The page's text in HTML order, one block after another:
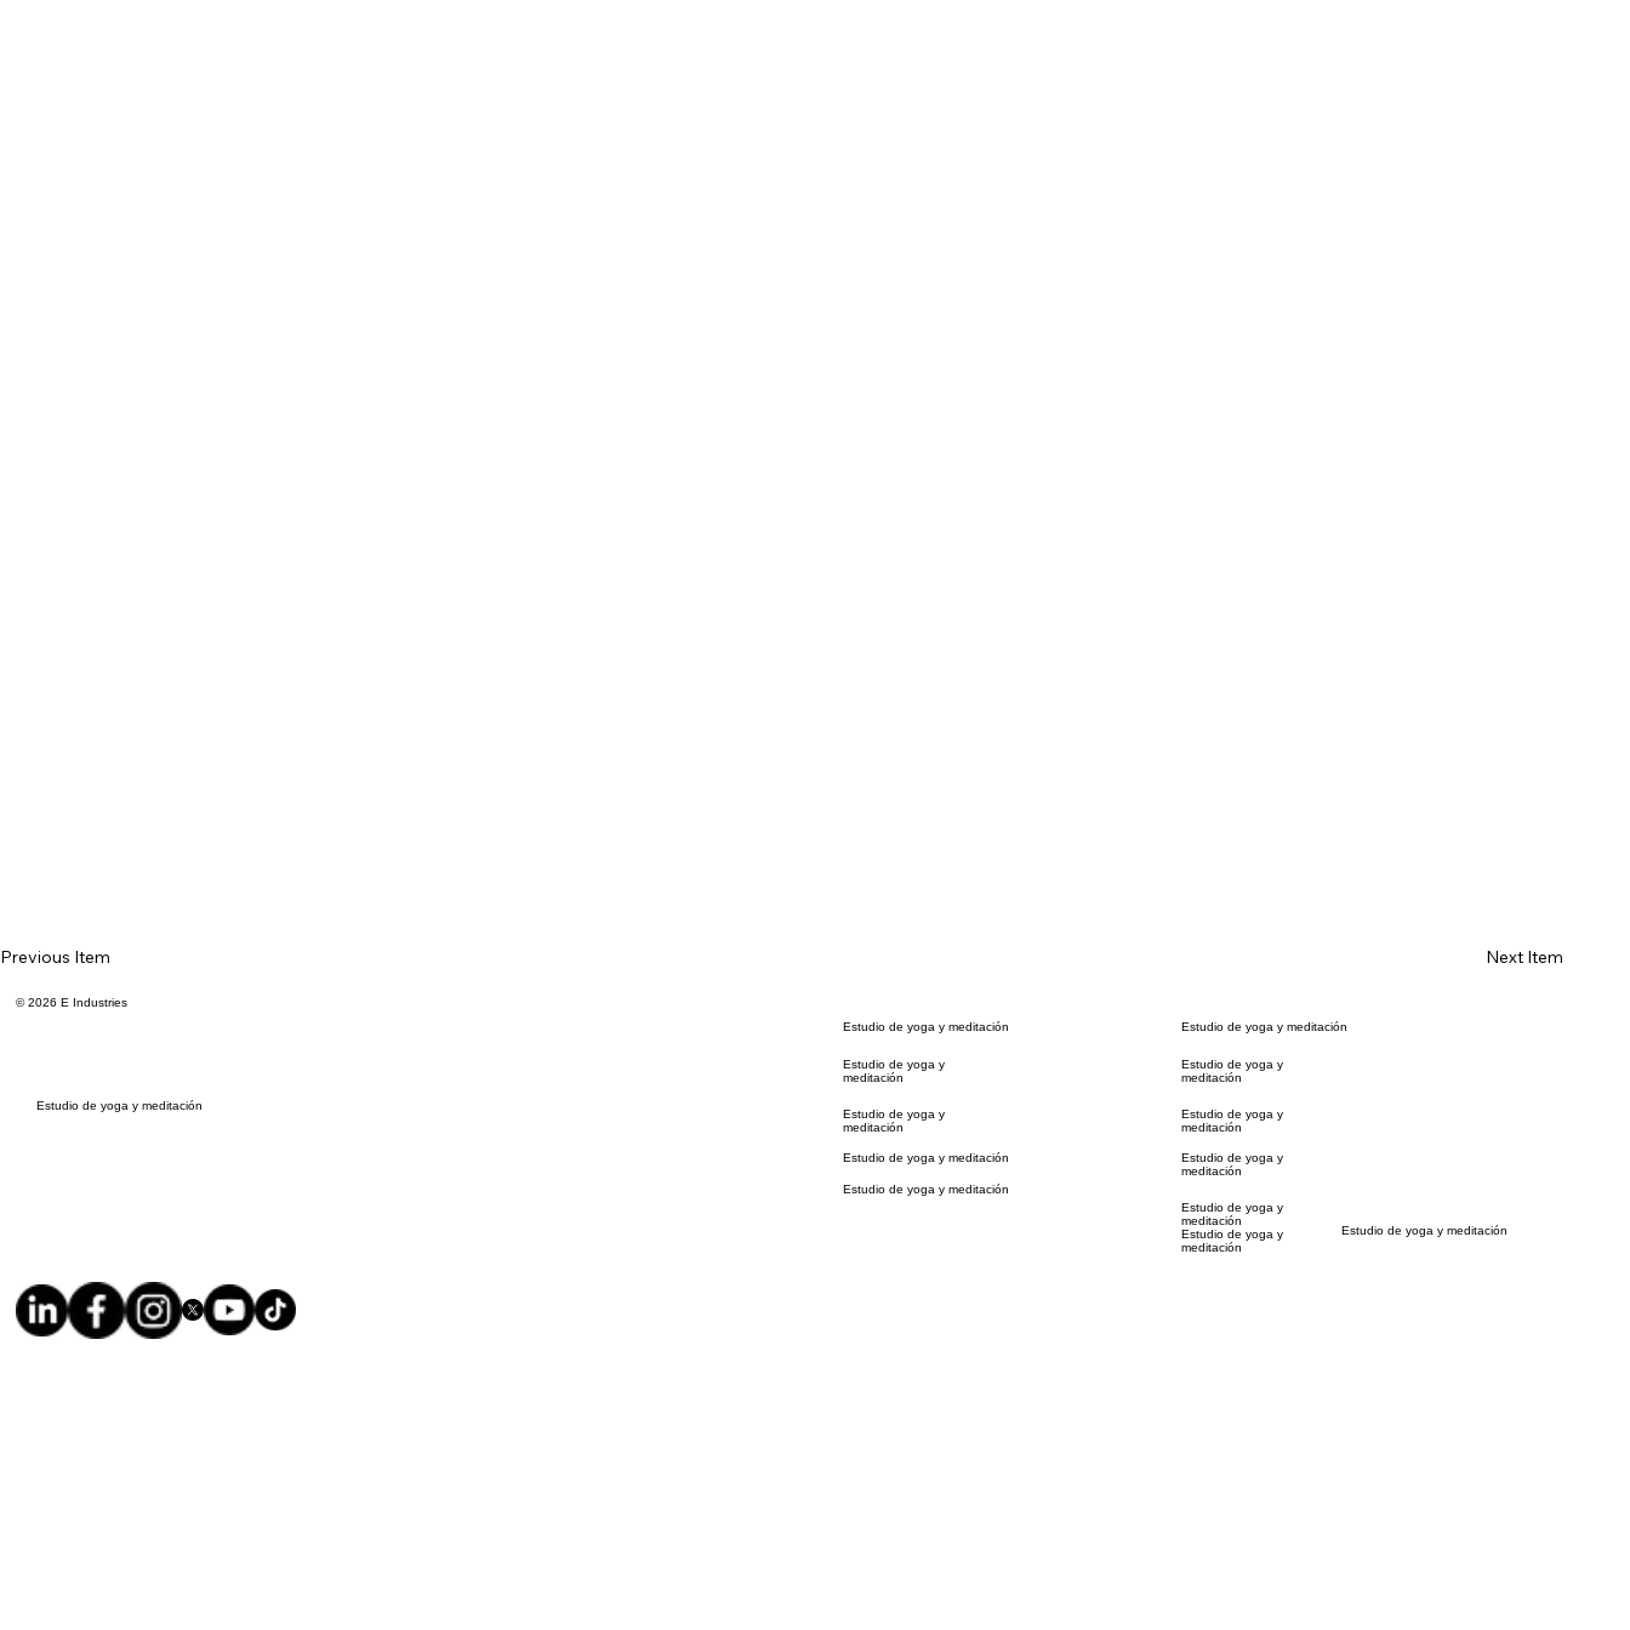
Previous Item Next Item
Estudio de yoga y meditación
© 2026 E Industries
Estudio de yoga y meditación
Estudio de yoga y
meditación
Estudio de yoga y
meditación
Estudio de yoga y meditación
Estudio de yoga y meditación
Estudio de yoga y meditación
Estudio de yoga y
meditación
Estudio de yoga y
meditación
Estudio de yoga y
meditación
Estudio de yoga y
meditación
Estudio de yoga y
meditación
Estudio de yoga y meditación